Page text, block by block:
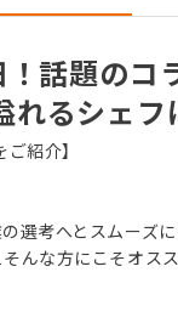
！話題の
れるシェフ
紹介】
選考へとスムーズに
んな方にこそオスス